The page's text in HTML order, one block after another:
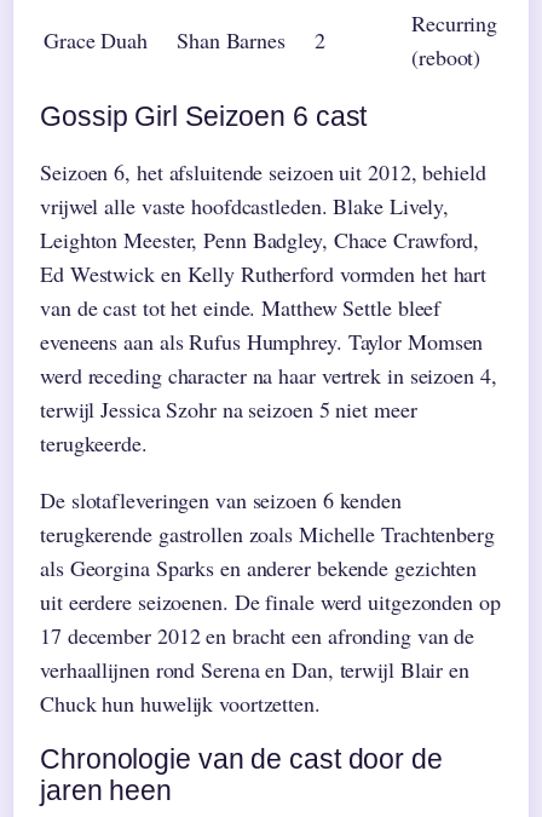
Grace Duah
Shan Barnes 2
Recurring
(reboot)
Gossip Girl Seizoen 6 cast
Seizoen 6, het afsluitende seizoen uit 2012, behield
vrijwel alle vaste hoofdcastleden. Blake Lively,
Leighton Meester, Penn Badgley, Chace Crawford,
Ed Westwick en Kelly Rutherford vormden het hart
van de cast tot het einde. Matthew Settle bleef
eveneens aan als Rufus Humphrey. Taylor Momsen
werd receding character na haar vertrek in seizoen 4,
terwijl Jessica Szohr na seizoen 5 niet meer
terugkeerde.
De slotafleveringen van seizoen 6 kenden
terugkerende gastrollen zoals Michelle Trachtenberg
als Georgina Sparks en anderer bekende gezichten
uit eerdere seizoenen. De finale werd uitgezonden op
17 december 2012 en bracht een afronding van de
verhaallijnen rond Serena en Dan, terwijl Blair en
Chuck hun huwelijk voortzetten.
Chronologie van de cast door de
jaren heen